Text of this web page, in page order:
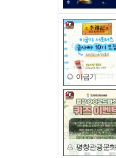
이금기
평창관광문